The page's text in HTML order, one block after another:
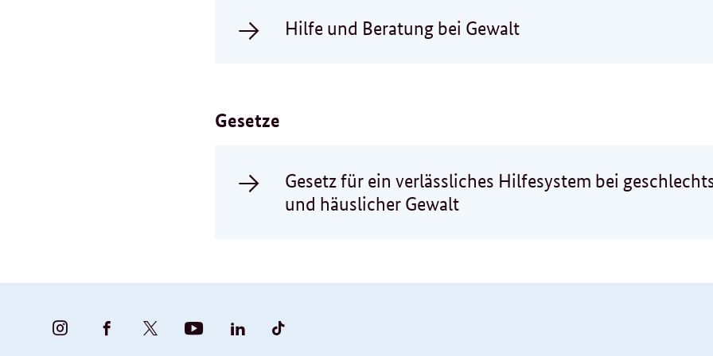
Hilfe und Beratung bei Gewalt
Gesetze
Gesetz für ein verlässliches Hilfesystem bei
und häuslicher Gewalt
BUNDESFAMILIENMINISTERIUM
BUNDESFAMILIENMINISTERIUM
FAMILIENMINISTERIUM
BMBFSFJ BMFSFJ